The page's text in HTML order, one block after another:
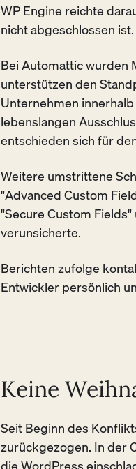
WP Engine reichte
nicht abgeschlossen ist.
Bei Automattic wurden
unterstützen den
Unternehmen
lebenslangen
entschieden sich für
Weitere umstrittene
"Advanced Custom
"Secure Custom
verunsicherte.
Berichten zufolge
Entwickler persönlich
Keine
Seit Beginn des
zurückgezogen. In der